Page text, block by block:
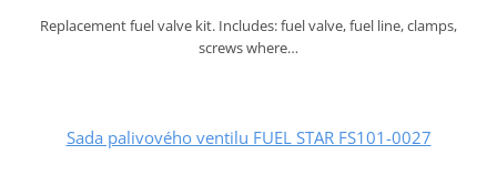
Replacement fuel valve kit. Includes: fuel valve, fuel line, clamps,
screws where…
Sada palivového ventilu FUEL STAR FS101-0027